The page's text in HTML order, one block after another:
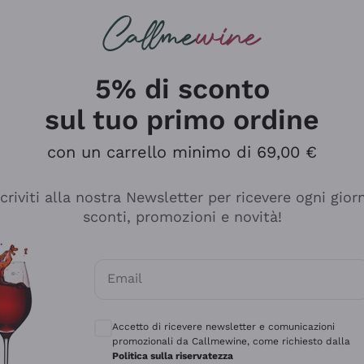
diversi e con un ampio range di prezzo. Le
5% di sconto
sul tuo primo ordine
con un carrello minimo di 69,00 €
alla nostra Newsletter per ricevere ogni
sconti, promozioni e novità!
Email
Accetto di ricevere newsletter e comunicazioni
promozionali da Callmewine, come richiesto dalla
Politica sulla riservatezza